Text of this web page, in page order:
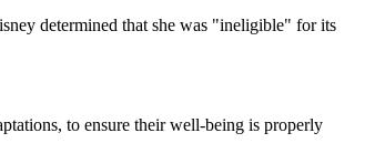
determined that she was "ineligible" for its
to ensure their well-being is properly